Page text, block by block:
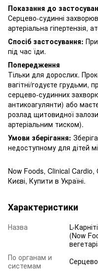
Показання до
Серцево-судинні
артеріальна гіпертензія,
Спосіб застосування:
під час їди.
Попередження
Тільки для дорослих.
вагітні/годуєте грудьми,
серцево-судинних
антикоагулянти) або
розлад щитовидної
артеріальним тиском).
Умови зберігання:
недоступному для дітей
Now Foods, Clinical
Києві, Купити в Україні.
Характеристики
Назва
L-
(Now
По органам и
системам